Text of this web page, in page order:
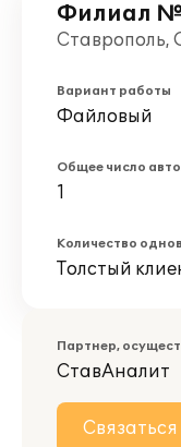
Филиал
Ставрополь,
Вариант работы
Файловый
Общее число
1
Количество
Толстый
Партнер,
СтавАналит
Связаться